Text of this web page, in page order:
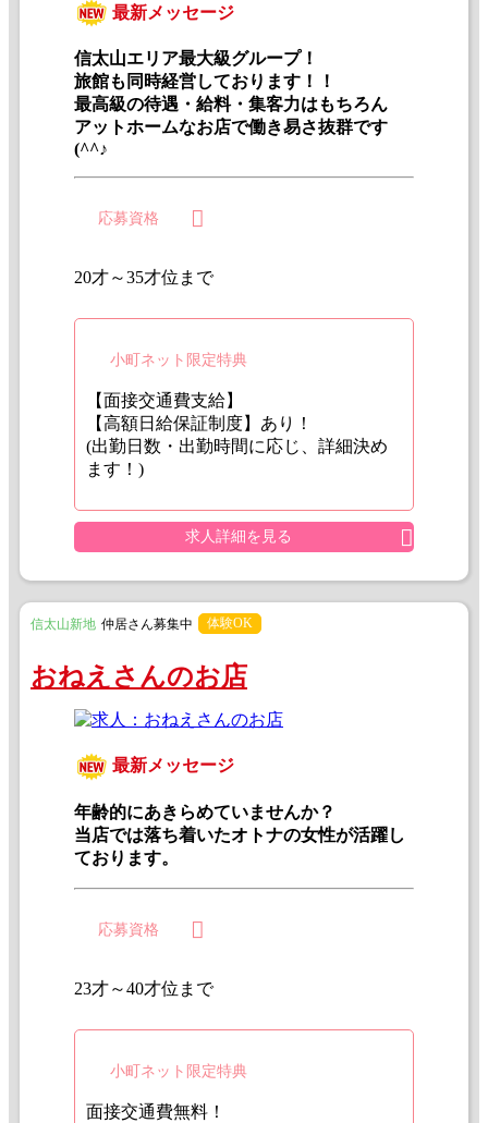
最新メッセージ
信太山エリア最大級グループ！
旅館も同時経営しております！！
最高級の待遇・給料・集客力はもちろん
アットホームなお店で働き易さ抜群です
(^^♪
応募資格
20才～35才位まで
小町ネット限定特典
【面接交通費支給】
【高額日給保証制度】あり！
(出勤日数・出勤時間に応じ、詳細決め
ます！)
求人詳細を見る
信太山新地 仲居さん募集中 体験OK
おねえさんのお店
最新メッセージ
年齢的にあきらめていませんか？
当店では落ち着いたオトナの女性が活躍し
ております。
応募資格
23才～40才位まで
小町ネット限定特典
面接交通費無料！